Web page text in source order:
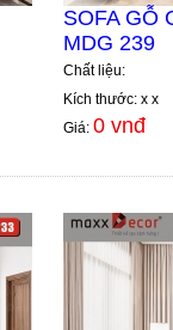
SOFA GỖ
MDG 239
Chất liệu:
Kích thước: x x
Giá: 0 vnđ